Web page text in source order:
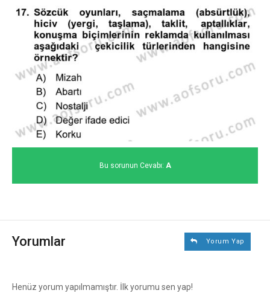
Bu sorunun Cevabı: A
Yorumlar Yorum Yap
Henüz yorum yapılmamıştır. İlk yorumu sen yap!